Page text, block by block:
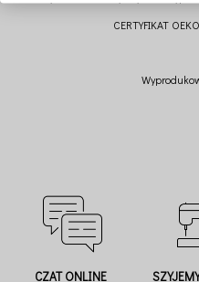
CERTYFIKAT
CZAT ONLINE